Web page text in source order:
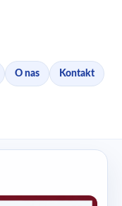
O nas Kontakt